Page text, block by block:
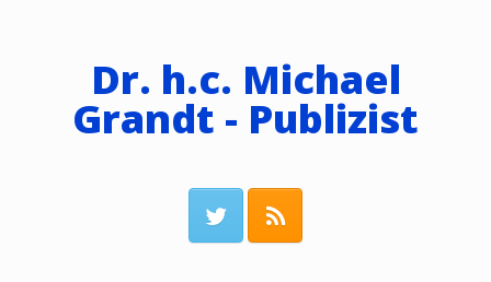
Dr. h.c. Michael
Grandt - Publizist